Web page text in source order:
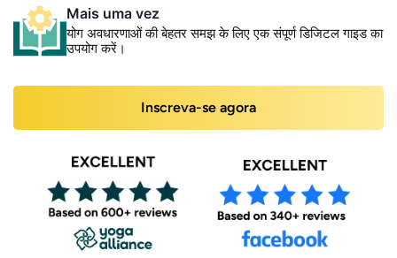
Mais uma vez
योग अवधारणाओं की बेहतर समझ के लिए एक संपूर्ण डिजिटल गाइड का
उपयोग करें।
Inscreva-se agora